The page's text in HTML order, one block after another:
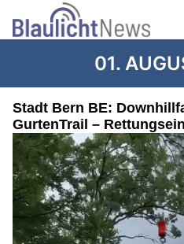
01.
Stadt Bern BE:
GurtenTrail –